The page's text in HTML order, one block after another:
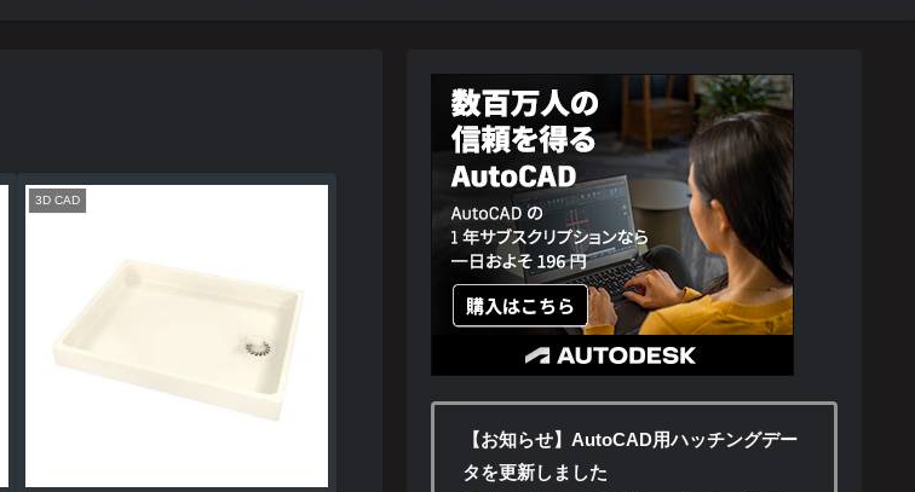
3D CAD
【お知らせ】AutoCAD用ハッチングデー
タを更新しました